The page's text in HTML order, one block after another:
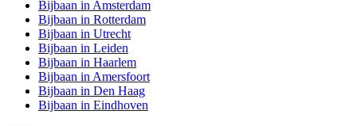
Bijbaan in Amsterdam
Bijbaan in Rotterdam
Bijbaan in Utrecht
Bijbaan in Leiden
Bijbaan in Haarlem
Bijbaan in Amersfoort
Bijbaan in Den Haag
Bijbaan in Eindhoven